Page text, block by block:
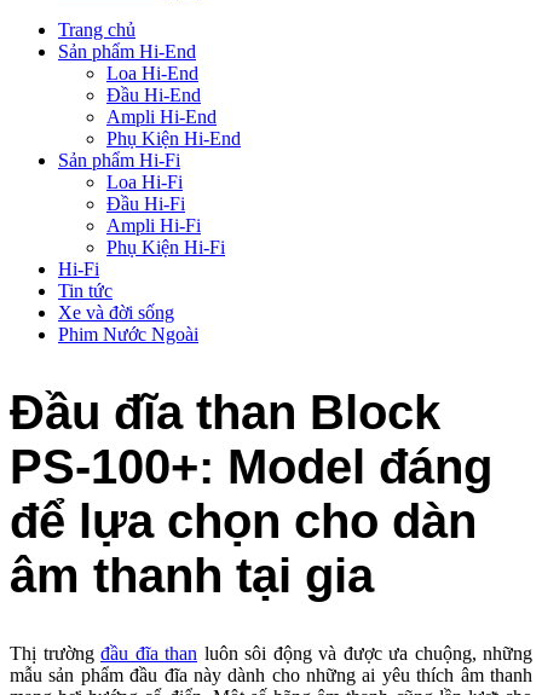
Trang chủ
Sản phẩm Hi-End
Loa Hi-End
Đầu Hi-End
Ampli Hi-End
Phụ Kiện Hi-End
Sản phẩm Hi-Fi
Loa Hi-Fi
Đầu Hi-Fi
Ampli Hi-Fi
Phụ Kiện Hi-Fi
Hi-Fi
Tin tức
Xe và đời sống
Phim Nước Ngoài
Đầu đĩa than Block
PS-100+: Model đáng
để lựa chọn cho dàn
âm thanh tại gia
Thị trường đầu đĩa than luôn sôi động và được ưa chuộng, những
mẫu sản phẩm đầu đĩa này dành cho những ai yêu thích âm thanh